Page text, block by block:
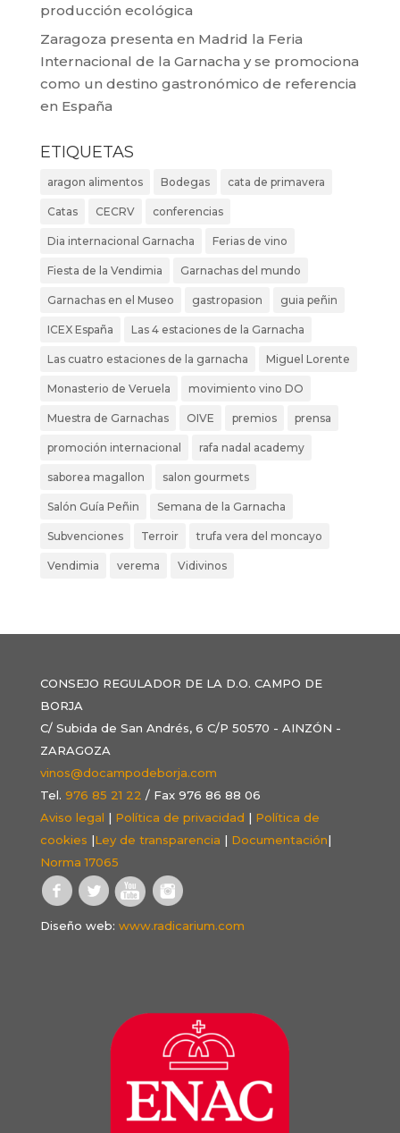
producción ecológica
Zaragoza presenta en Madrid la Feria
Internacional de la Garnacha y se promociona
como un destino gastronómico de referencia
en España
ETIQUETAS
aragon alimentos Bodegas cata de primavera
Catas CECRV conferencias
Dia internacional Garnacha Ferias de vino
Fiesta de la Vendimia Garnachas del mundo
Garnachas en el Museo gastropasion guia peñin
ICEX España Las 4 estaciones de la Garnacha
Las cuatro estaciones de la garnacha Miguel Lorente
Monasterio de Veruela movimiento vino DO
Muestra de Garnachas OIVE premios prensa
promoción internacional rafa nadal academy
saborea magallon salon gourmets
Salón Guía Peñin Semana de la Garnacha
Subvenciones Terroir trufa vera del moncayo
Vendimia verema Vidivinos
CONSEJO REGULADOR DE LA D.O. CAMPO DE
BORJA
C/ Subida de San Andrés, 6 C/P 50570 - AINZÓN -
ZARAGOZA
vinos@docampodeborja.com
Tel. 976 85 21 22 / Fax 976 86 88 06
Aviso legal | Política de privacidad | Política de
cookies |Ley de transparencia | Documentación|
Norma 17065
Diseño web: www.radicarium.com